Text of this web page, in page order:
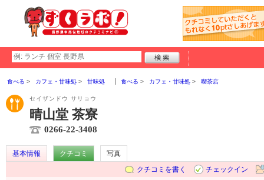
食べる カフェ・甘味処 甘味処 食べる カフェ・甘味処 喫茶店
セイザンドウ サリョウ
晴山堂 茶寮
0266-22-3408
基本情報 クチコミ
写真
クチコミを書く
チェックイン